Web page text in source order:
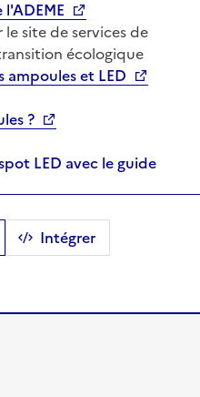
Intégrer
site de services de
écologique
et LED
?
LED avec le guide